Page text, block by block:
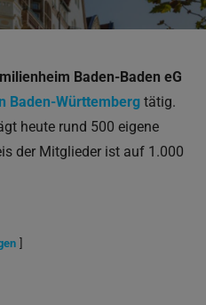
Baden-Baden eG
Baden-Württemberg tätig.
heute rund 500 eigene
der Mitglieder ist auf 1.000